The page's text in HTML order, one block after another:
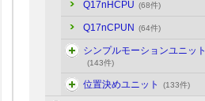
Q17nHCPU (68件)
Q17nCPUN (64件)
シンプルモーションユニット
(143件)
位置決めユニット (133件)